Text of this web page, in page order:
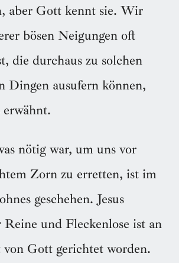
aber Gott kennt sie. Wir
bösen Neigungen oft
die durchaus zu solchen
Dingen ausufern können,
erwähnt.
nötig war, um uns vor
Zorn zu erretten, ist im
geschehen. Jesus
und Fleckenlose ist an
von Gott gerichtet worden.